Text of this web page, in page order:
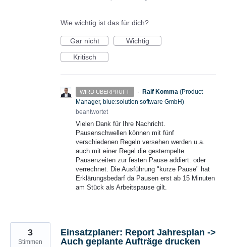
Wie wichtig ist das für dich?
Gar nicht
Wichtig
Kritisch
WIRD ÜBERPRÜFT · Ralf Komma (Product
Manager, blue:solution software GmbH)
beantwortet
Vielen Dank für Ihre Nachricht.
Pausenschwellen können mit fünf
verschiedenen Regeln versehen werden u.a.
auch mit einer Regel die gestempelte
Pausenzeiten zur festen Pause addiert. oder
verrechnet. Die Ausführung "kurze Pause" hat
Erklärungsbedarf da Pausen erst ab 15 Minuten
am Stück als Arbeitspause gilt.
Einsatzplaner: Report Jahresplan ->
Auch geplante Aufträge drucken
3
Stimmen